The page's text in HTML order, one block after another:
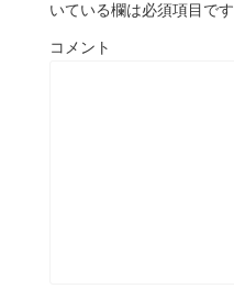
いている欄は必須項目です
コメント